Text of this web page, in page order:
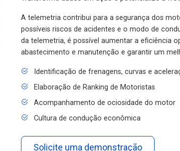
A telemetria contribui para a segurança dos
possíveis riscos de acidentes e o modo de
da telemetria, é possível aumentar a eficiência
abastecimento e manutenção e garantir um
Identificação de frenagens, curvas e
Elaboração de Ranking de Motoristas
Acompanhamento de ociosidade do motor
Cultura de condução econômica
Solicite uma demonstração